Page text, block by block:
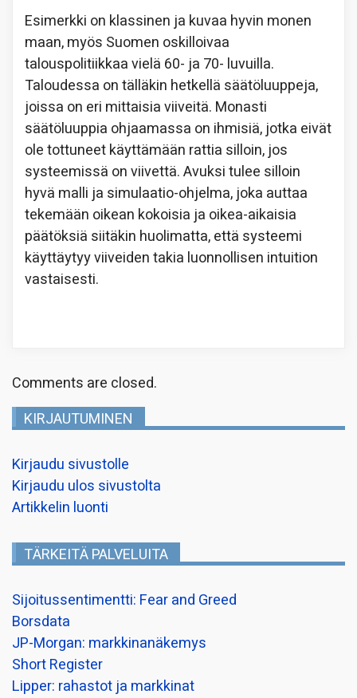
Esimerkki on klassinen ja kuvaa hyvin monen
maan, myös Suomen oskilloivaa
talouspolitiikkaa vielä 60- ja 70- luvuilla.
Taloudessa on tälläkin hetkellä säätöluuppeja,
joissa on eri mittaisia viiveitä. Monasti
säätöluuppia ohjaamassa on ihmisiä, jotka eivät
ole tottuneet käyttämään rattia silloin, jos
systeemissä on viivettä. Avuksi tulee silloin
hyvä malli ja simulaatio-ohjelma, joka auttaa
tekemään oikean kokoisia ja oikea-aikaisia
päätöksiä siitäkin huolimatta, että systeemi
käyttäytyy viiveiden takia luonnollisen intuition
vastaisesti.
Comments are closed.
KIRJAUTUMINEN
Kirjaudu sivustolle
Kirjaudu ulos sivustolta
Artikkelin luonti
TÄRKEITÄ PALVELUITA
Sijoitussentimentti: Fear and Greed
Borsdata
JP-Morgan: markkinanäkemys
Short Register
Lipper: rahastot ja markkinat